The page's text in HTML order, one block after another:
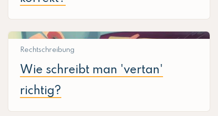
Rechtschreibung
Wie schreibt man 'vertan'
richtig?